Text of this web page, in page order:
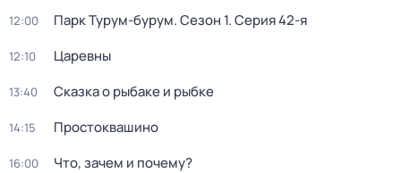
12:00 Парк Турум-бурум. Сезон 1. Серия 42-я
12:10 Царевны
13:40 Сказка о рыбаке и рыбке
14:15 Простоквашино
16:00 Что, зачем и почему?